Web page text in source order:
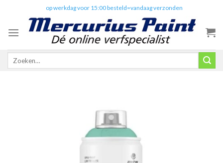
content
op werkdag voor 15:00 besteld=vandaag verzonden
Zoeken